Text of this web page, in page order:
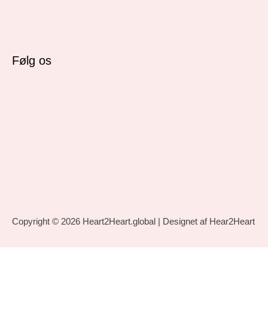
Følg os
Copyright © 2026 Heart2Heart.global | Designet af Hear2Heart